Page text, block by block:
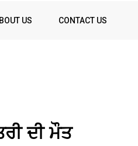
US CONTACT US
ਦੀ ਮੌਤ